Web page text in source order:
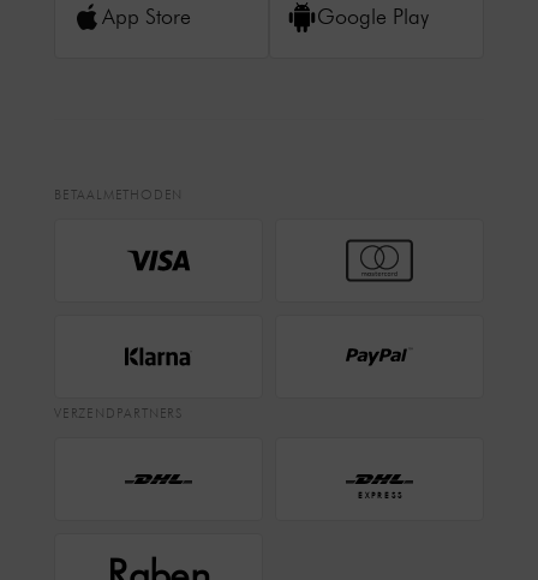
App Store Google Play
BETAALMETHODEN
VERZENDPARTNERS
EXPRESS